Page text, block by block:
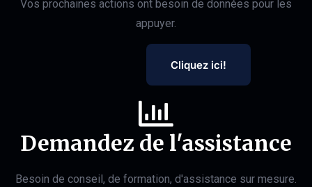
Vos prochaines actions ont besoin de données pour les
appuyer.
Cliquez ici!
Demandez de l'assistance
Besoin de conseil, de formation, d'assistance sur mesure.